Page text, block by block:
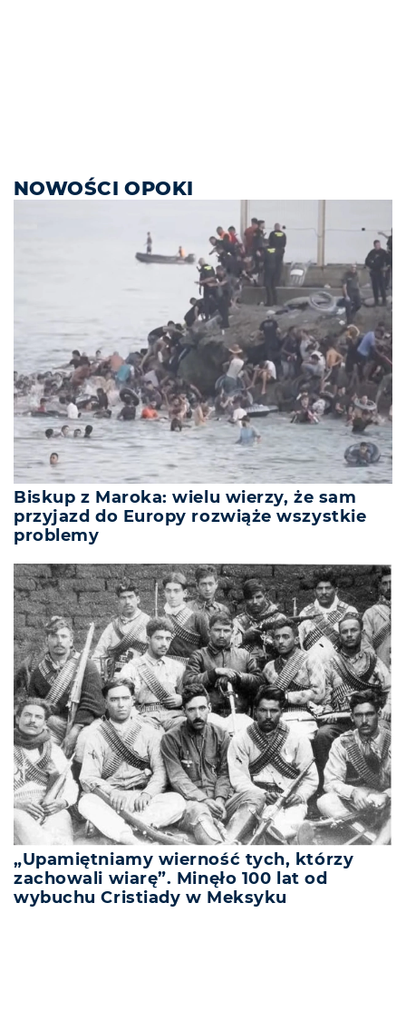
NOWOŚCI OPOKI
Biskup z Maroka: wielu wierzy, że sam
przyjazd do Europy rozwiąże wszystkie
problemy
„Upamiętniamy wierność tych, którzy
zachowali wiarę”. Minęło 100 lat od
wybuchu Cristiady w Meksyku